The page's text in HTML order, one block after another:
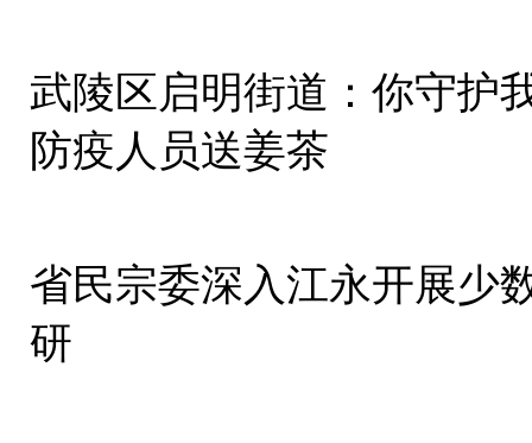
武陵区启明街道：你守护
防疫人员送姜茶
省民宗委深入江永开展少
研